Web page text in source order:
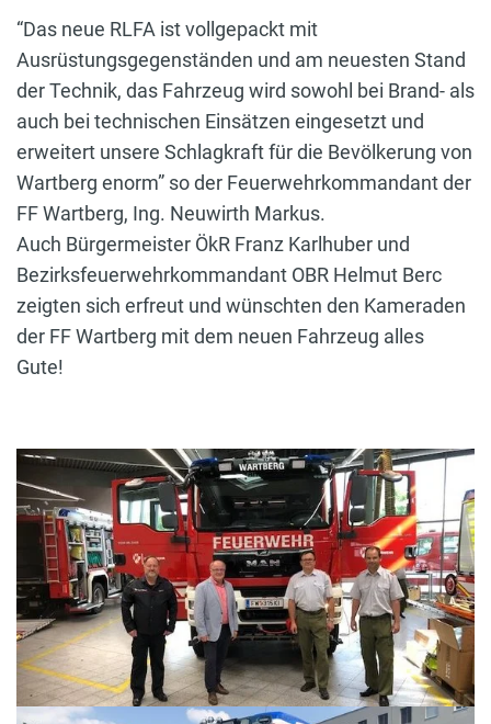
“Das neue RLFA ist vollgepackt mit
Ausrüstungsgegenständen und am neuesten Stand
der Technik, das Fahrzeug wird sowohl bei Brand- als
auch bei technischen Einsätzen eingesetzt und
erweitert unsere Schlagkraft für die Bevölkerung von
Wartberg enorm” so der Feuerwehrkommandant der
FF Wartberg, Ing. Neuwirth Markus.
Auch Bürgermeister ÖkR Franz Karlhuber und
Bezirksfeuerwehrkommandant OBR Helmut Berc
zeigten sich erfreut und wünschten den Kameraden
der FF Wartberg mit dem neuen Fahrzeug alles
Gute!